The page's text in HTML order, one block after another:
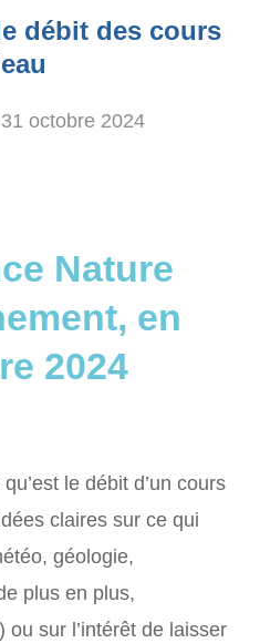
débit des cours
31 octobre 2024
Nature
en
2024
le débit d’un cours
claires sur ce qui
géologie,
plus en plus,
sur l’intérêt de laisser